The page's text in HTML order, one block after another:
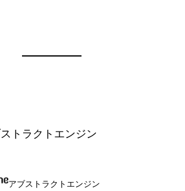
トラクトエンジン
アブストラクトエンジン